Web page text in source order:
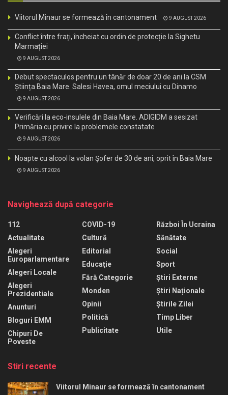
Viitorul Minaur se formează în cantonament 9 AUGUST 2026
Conflict între frați, încheiat cu ordin de protecție la Sighetu
Marmației
9 AUGUST 2026
Debut spectaculos pentru un tânăr de doar 20 de ani la CSM
Știința Baia Mare. Salesi Havea, omul meciului cu Dinamo
9 AUGUST 2026
Verificări la eco-insulele din Baia Mare. ADIGIDM a sesizat
Primăria cu privire la problemele constatate
9 AUGUST 2026
Noapte cu alcool la volan Șofer de 30 de ani, oprit în Baia Mare
9 AUGUST 2026
Navighează după categorie
112
Actualitate
Alegeri
Europarlamentare
Alegeri Locale
Alegeri
Prezidentiale
Anunturi
Bloguri EMM
Chipuri De
Poveste
COVID-19
Cultură
Editorial
Educaţie
Fără Categorie
Monden
Opinii
Politică
Publicitate
Război În Ucraina
Sănătate
Social
Sport
Știri Externe
Știri Naționale
Știrile Zilei
Timp Liber
Utile
Stiri recente
Viitorul Minaur se formează în cantonament